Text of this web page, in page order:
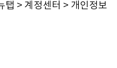
탭 > 계정센터 > 개인정보